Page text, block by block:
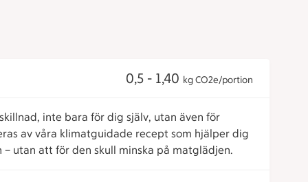
0,5 - 1,40 kg CO2e/portion
inte bara för dig själv, utan även för
av våra klimatguidade recept som hjälper dig
utan att för den skull minska på matglädjen.